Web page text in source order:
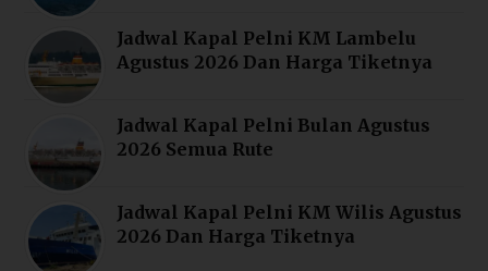
Jadwal Kapal Pelni KM Lambelu
Agustus 2026 Dan Harga Tiketnya
Jadwal Kapal Pelni Bulan Agustus
2026 Semua Rute
Jadwal Kapal Pelni KM Wilis Agustus
2026 Dan Harga Tiketnya